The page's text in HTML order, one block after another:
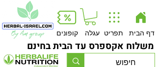
תפריט קופונים עגלה
Button
משלוח אקספרס עד הבית בחינם
דף הבית